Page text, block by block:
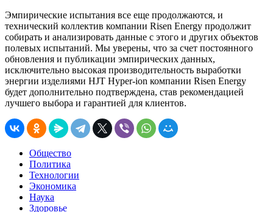
Эмпирические испытания все еще продолжаются, и
технический коллектив компании Risen Energy продолжит
собирать и анализировать данные с этого и других объектов
полевых испытаний. Мы уверены, что за счет постоянного
обновления и публикации эмпирических данных,
исключительно высокая производительность выработки
энергии изделиями HJT Hyper-ion компании Risen Energy
будет дополнительно подтверждена, став рекомендацией
лучшего выбора и гарантией для клиентов.
Общество
Политика
Технологии
Экономика
Наука
Здоровье